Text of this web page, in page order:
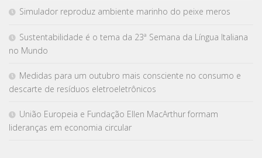
Simulador reproduz ambiente marinho do peixe meros
Sustentabilidade é o tema da 23ª Semana da Língua Italiana
no Mundo
Medidas para um outubro mais consciente no consumo e
descarte de resíduos eletroeletrônicos
União Europeia e Fundação Ellen MacArthur formam
lideranças em economia circular